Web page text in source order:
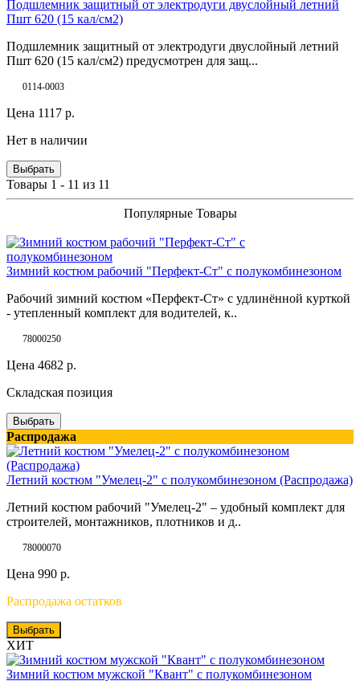
Подшлемник защитный от электродуги двуслойный летний
Пшт 620 (15 кал/см2)
Подшлемник защитный от электродуги двуслойный летний
Пшт 620 (15 кал/см2) предусмотрен для защ...
0114-0003
Цена 1117 р.
Нет в наличии
Выбрать
Товары 1 - 11 из 11
Популярные Товары
Зимний костюм рабочий "Перфект-Ст" с полукомбинезоном
Рабочий зимний костюм «Перфект-Ст» с удлинённой курткой
- утепленный комплект для водителей, к..
78000250
Цена 4682 р.
Складская позиция
Выбрать
Распродажа
Летний костюм "Умелец-2" с полукомбинезоном (Распродажа)
Летний костюм рабочий "Умелец-2" – удобный комплект для
строителей, монтажников, плотников и д..
78000070
Цена 990 р.
Распродажа остатков
Выбрать
ХИТ
Зимний костюм мужской "Квант" с полукомбинезоном